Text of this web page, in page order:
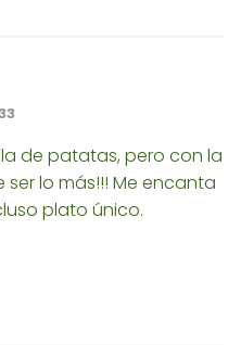
de patatas, pero con la
lo más!!! Me encanta
plato único.